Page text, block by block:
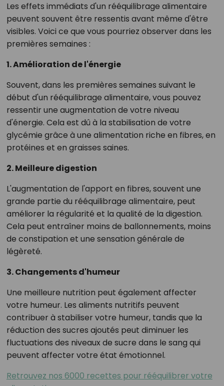
Les effets immédiats d'un rééquilibrage alimentaire
peuvent souvent être ressentis avant même d'être
visibles. Voici ce que vous pourriez observer dans les
premières semaines :
1. Amélioration de l'énergie
Souvent, dans les premières semaines suivant le
début d'un rééquilibrage alimentaire, vous pouvez
ressentir une augmentation de votre niveau
d'énergie. Cela est dû à la stabilisation de votre
glycémie grâce à une alimentation riche en fibres, en
protéines et en graisses saines.
2. Meilleure digestion
L'augmentation de l'apport en fibres, souvent une
grande partie du rééquilibrage alimentaire, peut
améliorer la régularité et la qualité de la digestion.
Cela peut entraîner moins de ballonnements, moins
de constipation et une sensation générale de
légèreté.
3. Changements d'humeur
Une meilleure nutrition peut également affecter
votre humeur. Les aliments nutritifs peuvent
contribuer à stabiliser votre humeur, tandis que la
réduction des sucres ajoutés peut diminuer les
fluctuations des niveaux de sucre dans le sang qui
peuvent affecter votre état émotionnel.
Retrouvez nos 6000 recettes pour rééquilibrer votre